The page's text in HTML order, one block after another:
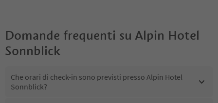
Domande frequenti su Alpin Hotel
Sonnblick
Che orari di check-in sono previsti presso Alpin Hotel
Sonnblick?